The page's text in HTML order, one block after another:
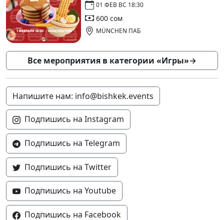
01 ФЕВ ВС 18:30
600 сом
MÜNCHEN ПАБ
Все мероприятия в категории «Игры»→
Напишите нам: info@bishkek.events
Подпишись на Instagram
Подпишись на Telegram
Подпишись на Twitter
Подпишись на Youtube
Подпишись на Facebook